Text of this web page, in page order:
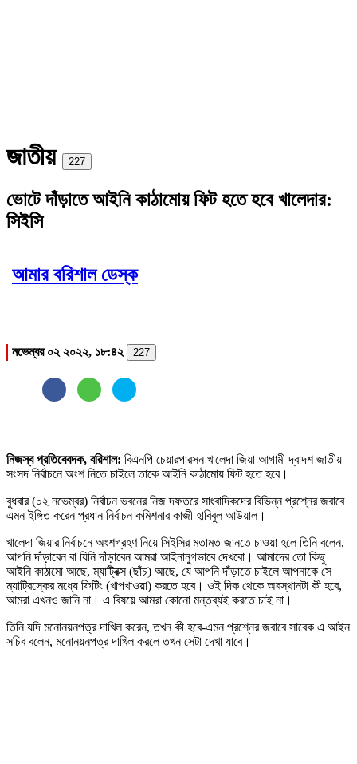
জাতীয় 227
ভোটে দাঁড়াতে আইনি কাঠামোয় ফিট হতে হবে খালেদার:
সিইসি
আমার বরিশাল ডেস্ক
নভেম্বর ০২ ২০২২, ১৮:৪২ 227
নিজস্ব প্রতিবেবদক, বরিশাল: বিএনপি চেয়ারপারসন খালেদা জিয়া আগামী দ্বাদশ জাতীয়
সংসদ নির্বাচনে অংশ নিতে চাইলে তাকে আইনি কাঠামোয় ফিট হতে হবে।
বুধবার (০২ নভেম্বর) নির্বাচন ভবনের নিজ দফতরে সাংবাদিকদের বিভিন্ন প্রশ্নের জবাবে
এমন ইঙ্গিত করেন প্রধান নির্বাচন কমিশনার কাজী হাবিবুল আউয়াল।
খালেদা জিয়ার নির্বাচনে অংশগ্রহণ নিয়ে সিইসির মতামত জানতে চাওয়া হলে তিনি বলেন,
আপনি দাঁড়াবেন বা যিনি দাঁড়াবেন আমরা আইনানুগভাবে দেখবো। আমাদের তো কিছু
আইনি কাঠামো আছে, ম্যাট্রিক্স (ছাঁচ) আছে, যে আপনি দাঁড়াতে চাইলে আপনাকে সে
ম্যাট্রিস্কের মধ্যে ফিটিং (খাপখাওয়া) করতে হবে। ওই দিক থেকে অবস্থানটা কী হবে,
আমরা এখনও জানি না। এ বিষয়ে আমরা কোনো মন্তব্যই করতে চাই না।
তিনি যদি মনোনয়নপত্র দাখিল করেন, তখন কী হবে-এমন প্রশ্নের জবাবে সাবেক এ আইন
সচিব বলেন, মনোনয়নপত্র দাখিল করলে তখন সেটা দেখা যাবে।